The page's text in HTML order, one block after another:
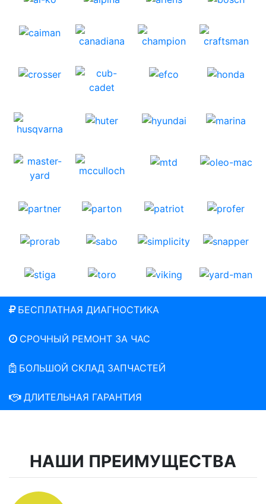
БЕСПЛАТНАЯ ДИАГНОСТИКА
СРОЧНЫЙ РЕМОНТ ЗА ЧАС
БОЛЬШОЙ СКЛАД ЗАПЧАСТЕЙ
ДЛИТЕЛЬНАЯ ГАРАНТИЯ
НАШИ ПРЕИМУЩЕСТВА